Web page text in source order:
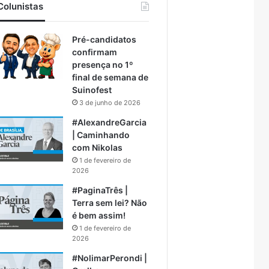
Pré-candidatos
confirmam
presença no 1º
final de semana de
Suinofest
3 de junho de 2026
#AlexandreGarcia
| Caminhando
com Nikolas
1 de fevereiro de
2026
#PaginaTrês |
Terra sem lei? Não
é bem assim!
1 de fevereiro de
2026
#NolimarPerondi |